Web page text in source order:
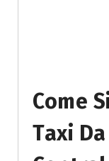
Come
Taxi